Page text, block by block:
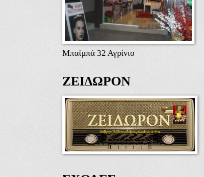
Μπαϊμπά 32 Αγρίνιο
ΖΕΙΔΩΡΟΝ